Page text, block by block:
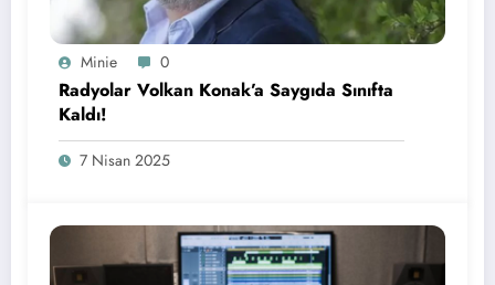
Minie 0
Radyolar Volkan Konak’a Saygıda Sınıfta
Kaldı!
7 Nisan 2025